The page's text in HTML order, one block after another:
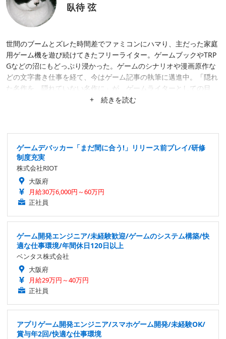
臥待 弦
世間のブームとズレた時間差でファミコンにハマり、主だった家庭
用ゲーム機を遊び続けてきたフリーライター。ゲームブックやTRP
Gなどの沼にもどっぷり浸かった。ゲームのシナリオや漫画原作な
どの文字書き仕事を経て、今はゲーム記事の執筆に邁進中。「隠れ
た名作を、隠れていない名作に」が、ゲームライターとしての目
標。隙あらば、あまり知られていない作品にスポットを当てたが
+ 続きを読む
ゲームデバッカー「まだ間に合う!」リリース前プレイ/研修
制度充実
株式会社RIOT
大阪府
月給30万6,000円～60万円
正社員
ゲーム開発エンジニア/未経験歓迎/ゲームのシステム構築/快
適な仕事環境/年間休日120日以上
ベンタス株式会社
大阪府
月給29万円～40万円
正社員
アプリゲーム開発エンジニア/スマホゲーム開発/未経験OK/
賞与年2回/快適な仕事環境